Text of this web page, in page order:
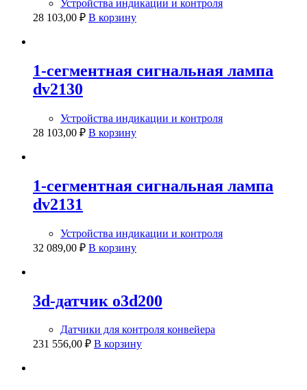
Устройства индикации и контроля
28 103,00 ₽ В корзину
1-сегментная сигнальная лампа
dv2130
Устройства индикации и контроля
28 103,00 ₽ В корзину
1-сегментная сигнальная лампа
dv2131
Устройства индикации и контроля
32 089,00 ₽ В корзину
3d-датчик o3d200
Датчики для контроля конвейера
231 556,00 ₽ В корзину